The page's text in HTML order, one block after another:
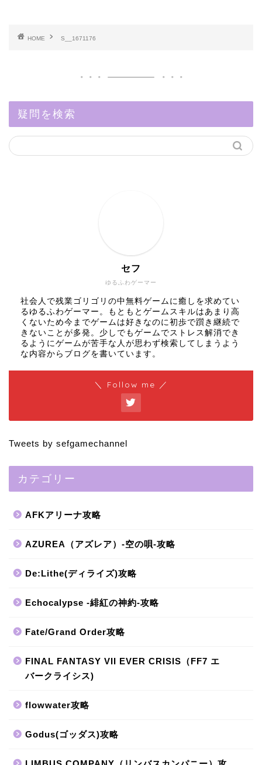
HOME S__1671176
疑問を検索
ゆるふわゲーマー
セフ
社会人で残業ゴリゴリの中無料ゲームに癒しを求めてい
るゆるふわゲーマー。もともとゲームスキルはあまり高
くないため今までゲームは好きなのに初歩で躓き継続で
きないことが多発。少しでもゲームでストレス解消でき
るようにゲームが苦手な人が思わず検索してしまうよう
な内容からブログを書いています。
＼ Follow me ／
Tweets by sefgamechannel
カテゴリー
AFKアリーナ攻略
AZUREA（アズレア）-空の唄-攻略
De:Lithe(ディライズ)攻略
Echocalypse -緋紅の神約-攻略
Fate/Grand Order攻略
FINAL FANTASY VII EVER CRISIS（FF7 エ
バークライシス)
flowwater攻略
Godus(ゴッダス)攻略